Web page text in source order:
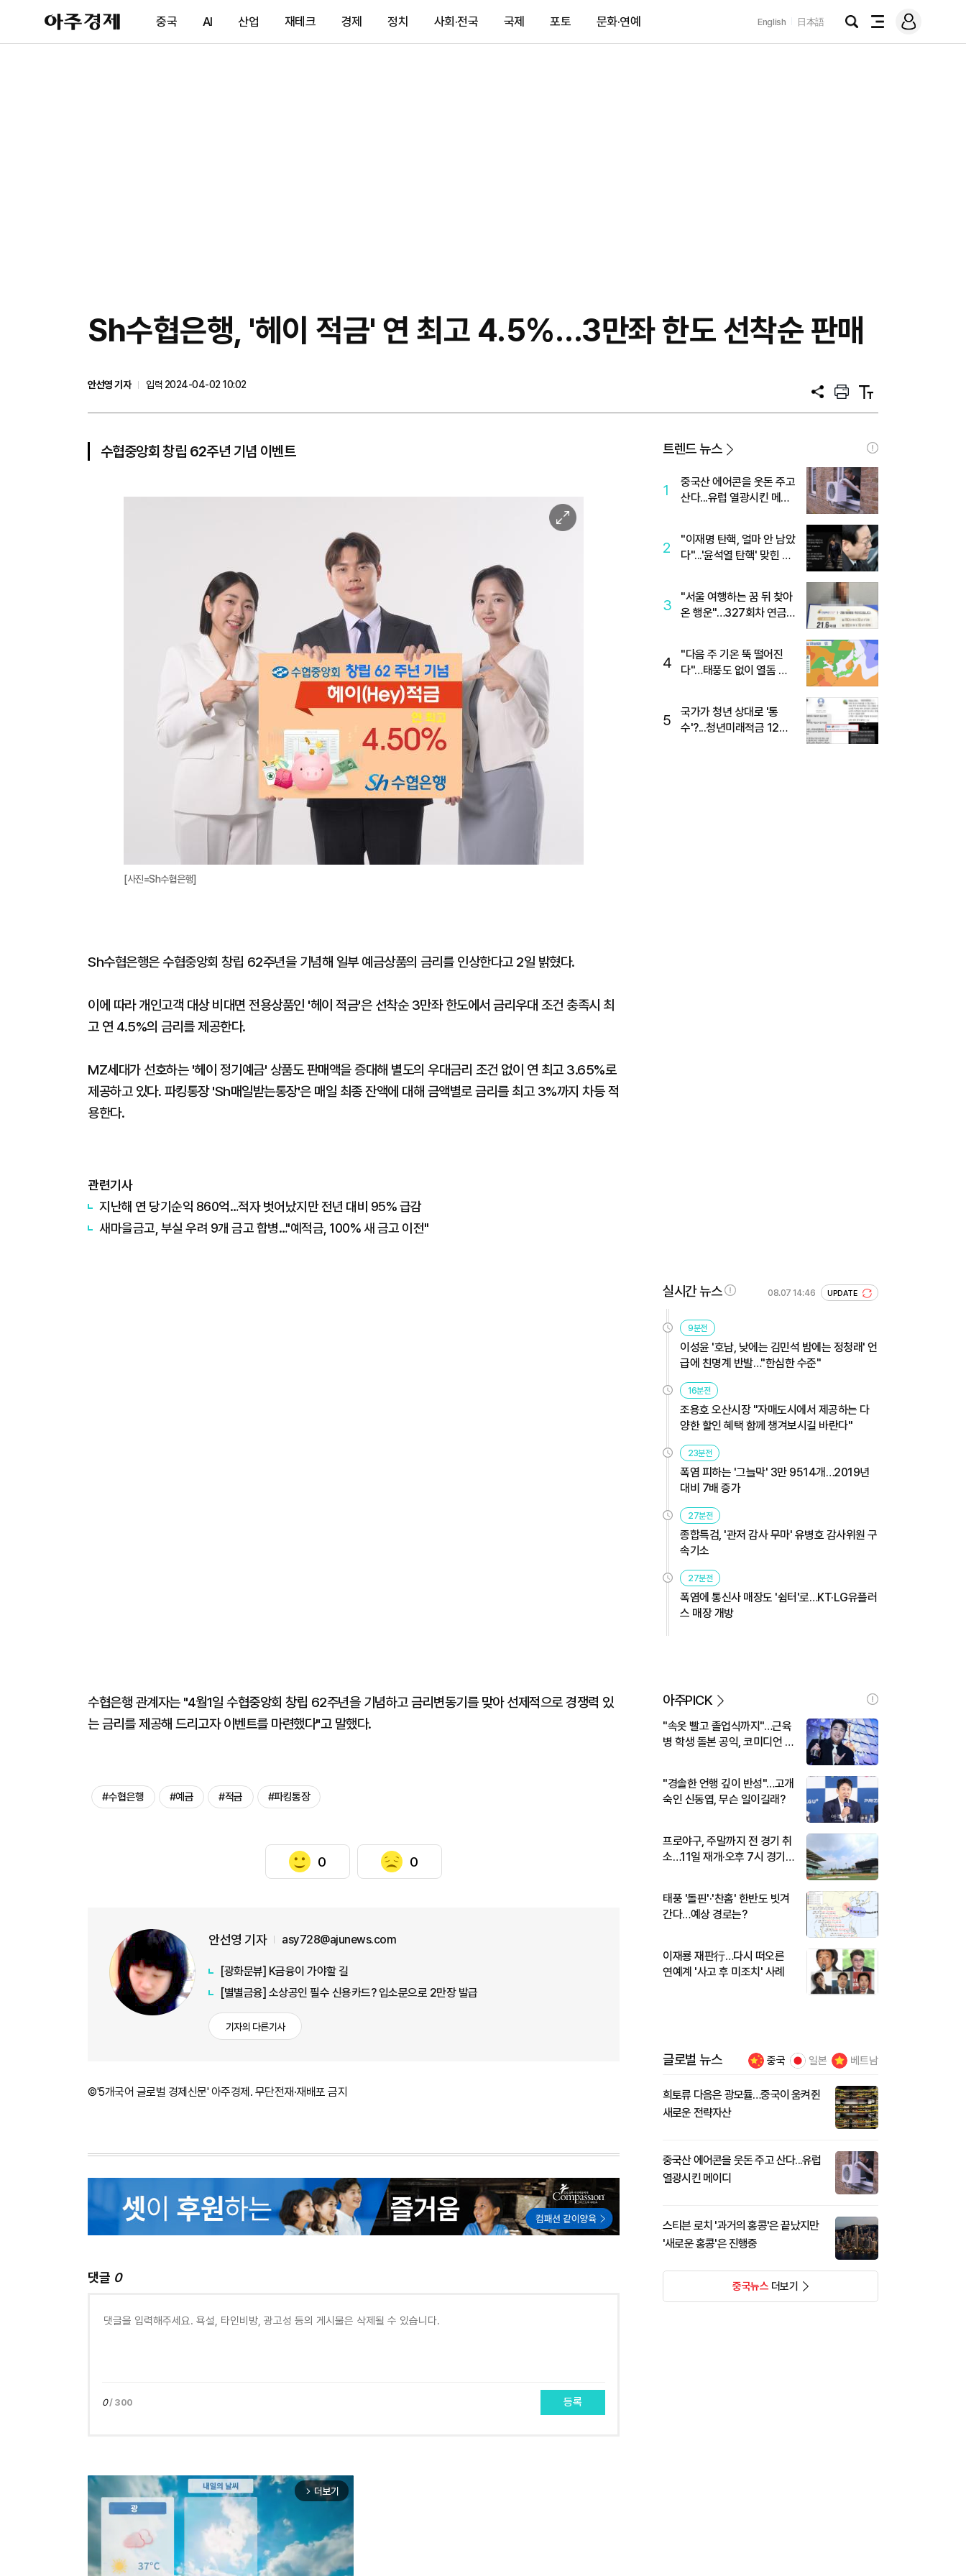
아
주
제
중국 AI 산업 재테크 경제 정치 사회·전국 국제 포토 문화·연예 English 日本語
검
전
메
그
Sh수협은행, '헤이 적금' 연 최고 4.5%…3만좌 한도 선착순 판매
안선영 기자
입력 2024-04-02 10:02
공
프
트
텍
트
수협중앙회 창립 62주년 기념 이벤트
이
미
[사진=Sh수협은행]
Sh수협은행은 수협중앙회 창립 62주년을 기념해 일부 예금상품의 금리를 인상한다고 2일 밝혔다.
이에 따라 개인고객 대상 비대면 전용상품인 '헤이 적금'은 선착순 3만좌 한도에서 금리우대 조건 충족시 최
고 연 4.5%의 금리를 제공한다.
MZ세대가 선호하는 '헤이 정기예금' 상품도 판매액을 증대해 별도의 우대금리 조건 없이 연 최고 3.65%로
제공하고 있다. 파킹통장 'Sh매일받는통장'은 매일 최종 잔액에 대해 금액별로 금리를 최고 3%까지 차등 적
용한다.
관련기사
지난해 연 당기순익 860억…적자 벗어났지만 전년 대비 95% 급감
새마을금고, 부실 우려 9개 금고 합병…"예적금, 100% 새 금고 이전"
수협은행 관계자는 "4월1일 수협중앙회 창립 62주년을 기념하고 금리변동기를 맞아 선제적으로 경쟁력 있
는 금리를 제공해 드리고자 이벤트를 마련했다"고 말했다.
#수협은행 #예금 #적금 #파킹통장
0 0
안선영 기자 asy728@ajunews.com
[광화문뷰] K금융이 가야할 길
[별별금융] 소상공인 필수 신용카드? 입소문으로 2만장 발급
기자의 다른기사
©'5개국어 글로벌 경제신문' 아주경제. 무단전재·재배포 금지
댓글 0
0/ 300 등록
arrow_forward_ios 더보기
트렌드 뉴스
1
중국산 에어콘을 웃돈 주고
산다...유럽 열광시킨 메이
2
"이재명 탄핵, 얼마 안 남았
다"...'윤석열 탄핵' 맞힌 무
3
"서울 여행하는 꿈 뒤 찾아
온 행운"…327회차 연금
4
"다음 주 기온 뚝 떨어진
다"…태풍도 없이 열돔 박
5
국가가 청년 상대로 '통
수'?...청년미래적금 12%
실시간 뉴스 08.07 14:46 UPDATE
9분전
이성윤 '호남, 낮에는 김민석 밤에는 정청래' 언
급에 친명계 반발…"한심한 수준"
16분전
조용호 오산시장 "자매도시에서 제공하는 다
양한 할인 혜택 함께 챙겨보시길 바란다"
23분전
폭염 피하는 '그늘막' 3만 9514개…2019년
대비 7배 증가
27분전
종합특검, '관저 감사 무마' 유병호 감사위원 구
속기소
27분전
폭염에 통신사 매장도 '쉼터'로…KT·LG유플러
스 매장 개방
아주PICK
"속옷 빨고 졸업식까지"…근육
병 학생 돌본 공익, 코미디언 김
"경솔한 언행 깊이 반성"…고개
숙인 신동엽, 무슨 일이길래?
프로야구, 주말까지 전 경기 취
소…11일 재개·오후 7시 경기
태풍 '돌핀'·'찬홈' 한반도 빗겨
간다…예상 경로는?
이재룡 재판行…다시 떠오른
연예계 '사고 후 미조치' 사례
글로벌 뉴스 중국 일본 베트남
희토류 다음은 광모듈…중국이 움켜쥔
새로운 전략자산
중국산 에어콘을 웃돈 주고 산다...유럽
열광시킨 메이디
스티븐 로치 '과거의 홍콩'은 끝났지만
'새로운 홍콩'은 진행중
중국뉴스더보기